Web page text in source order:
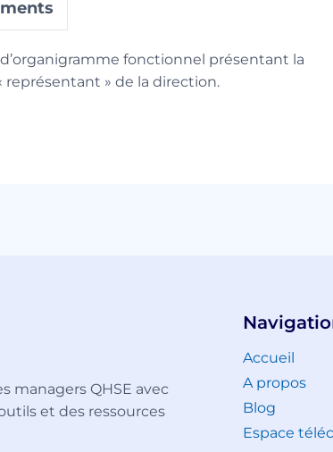
fonctionnel présentant la
représentant » de la direction.
managers QHSE avec
et des ressources
Accueil
A propos
Blog
Espace